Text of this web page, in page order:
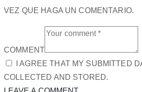
VEZ QUE HAGA UN COMENTARIO.
COMMENT
I AGREE THAT MY SUBMITTED
COLLECTED AND STORED.